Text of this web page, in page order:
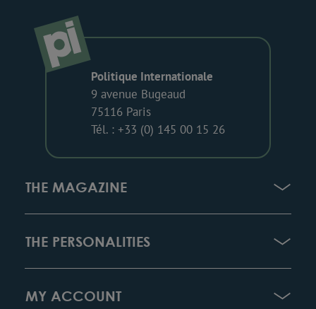
Politique Internationale
9 avenue Bugeaud
75116 Paris
Tél. : +33 (0) 145 00 15 26
THE MAGAZINE
THE PERSONALITIES
MY ACCOUNT